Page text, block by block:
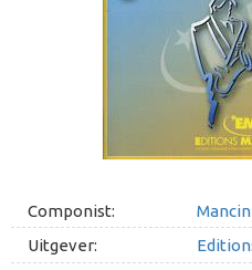
Componist:
Uitgever: